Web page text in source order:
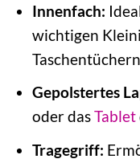
Innenfach:
wichtigen
Gepolstertes
oder dasTablet
Tragegriff: